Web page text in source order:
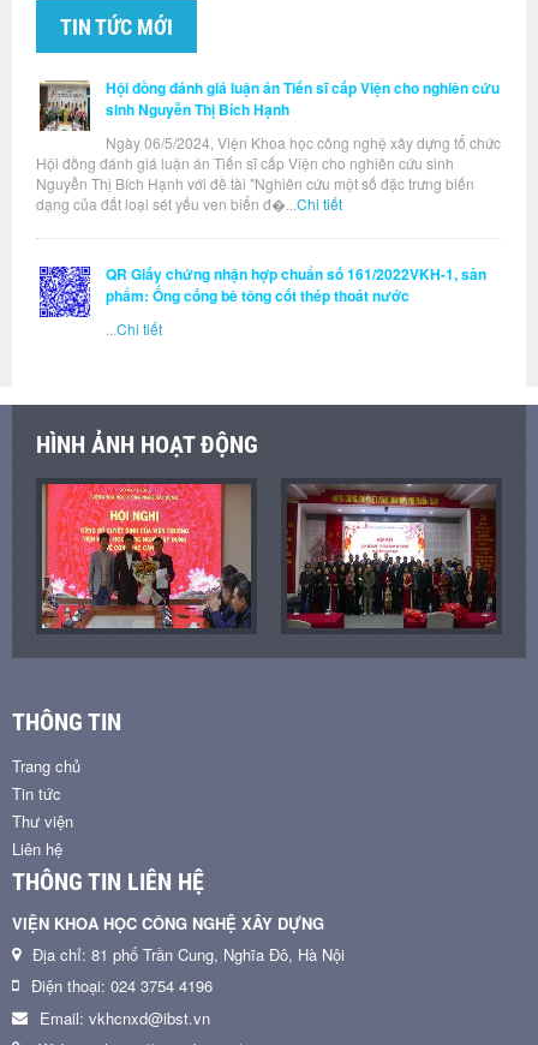
TIN TỨC MỚI
Hội đồng đánh giá luận án Tiến sĩ cấp Viện cho nghiên cứu
sinh Nguyễn Thị Bích Hạnh
Ngày 06/5/2024, Viện Khoa học công nghệ xây dựng tổ chức
Hội đồng đánh giá luận án Tiến sĩ cấp Viện cho nghiên cứu sinh
Nguyễn Thị Bích Hạnh với đề tài "Nghiên cứu một số đặc trưng biến
dạng của đất loại sét yếu ven biển đ�... Chi tiết
QR Giấy chứng nhận hợp chuẩn số 161/2022VKH-1, sản
phẩm: Ống cống bê tông cốt thép thoát nước
Chi tiết
HÌNH ẢNH HOẠT ĐỘNG
THÔNG TIN
Trang chủ
Tin tức
Thư viện
Liên hệ
THÔNG TIN LIÊN HỆ
VIỆN KHOA HỌC CÔNG NGHỆ XÂY DỰNG
Địa chỉ: 81 phố Trần Cung, Nghĩa Đô, Hà Nội
Điện thoại: 024 3754 4196
Email: vkhcnxd@ibst.vn